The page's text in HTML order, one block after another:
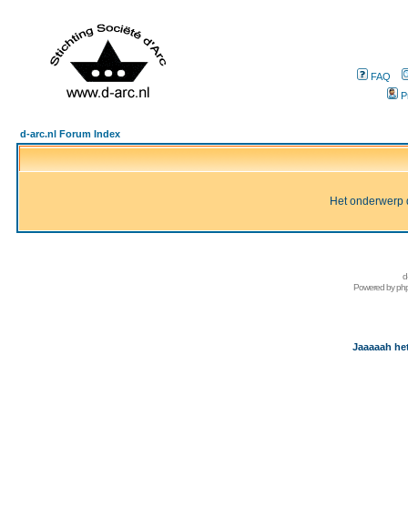
FAQ
d-arc.nl Forum Index
Het onderwerp
Powered by
Jaaaaah